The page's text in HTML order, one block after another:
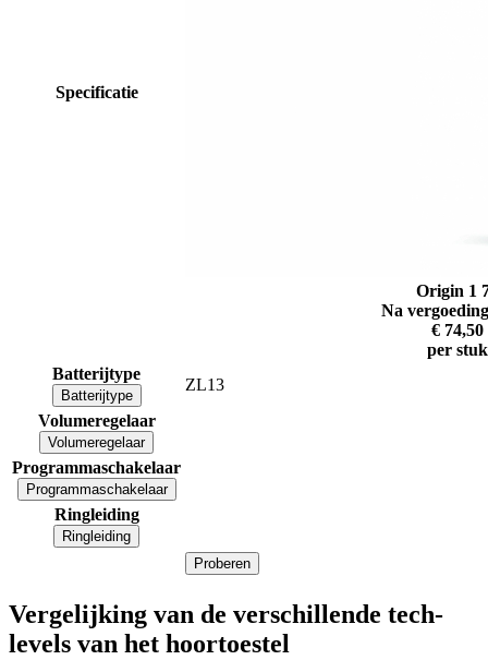
Specificatie
Origin 1
Na
€ 74,50
per stuk
Batterijtype
Batterijtype
ZL13
Volumeregelaar
Volumeregelaar
Programmaschakelaar
Programmaschakelaar
Ringleiding
Ringleiding
Proberen
Vergelijking van de verschillende tech-
levels van het hoortoestel